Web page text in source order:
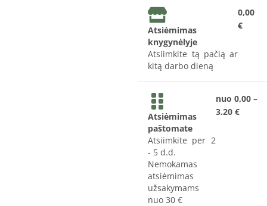
Atsiėmimas
knygynėlyje
Atsiimkite tą pačią ar
kitą darbo dieną
0,00
€
Atsiėmimas
paštomate
Atsiimkite per 2
- 5 d.d.
Nemokamas
atsiėmimas
užsakymams
nuo 30 €
nuo 0,00 –
3.20 €